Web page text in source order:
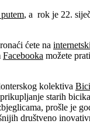
, a rok je 22.
ćete na
Facebooka možete
kolektiva
starih
prošle je
društveno